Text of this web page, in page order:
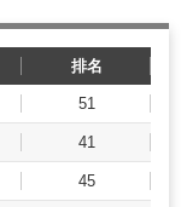
排名
51
41
45